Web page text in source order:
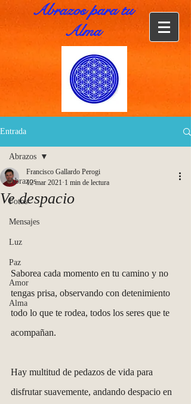
Abrazos para tu
Alma
Entrada
Abrazos
Fotos
Mensajes
Luz
Paz
Amor
Alma
Abrazos
Ve despacio
Francisco Gallardo Perogi
12 mar 2021 1 min de lectura
Saborea cada momento en tu camino y no
tengas prisa, observando con detenimiento
todo lo que te rodea, todos los seres que te
acompañan.
Hay multitud de pedazos de vida para
disfrutar suavemente, andando despacio en